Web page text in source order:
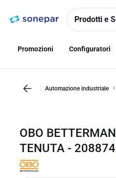
navigazionealla
Prodotti e
Promozioni Configuratori
Automazione industriale
OBO
TENUTA -